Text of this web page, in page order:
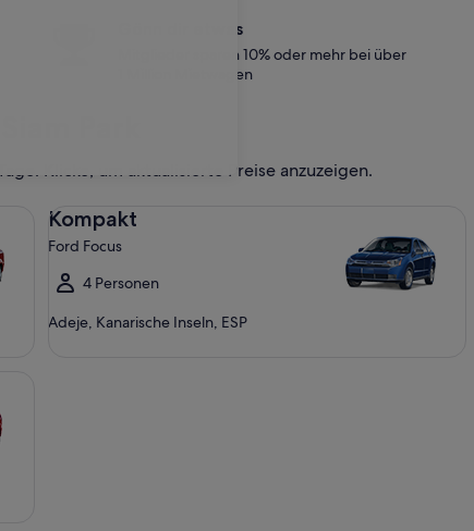
Gönn dir etwas
Mitglieder sparen 10% oder mehr bei über
1 Million Mietwagen
Klicke, um aktualisierte Preise anzuzeigen.
Kompakt
Ford Focus
4 Personen
Adeje, Kanarische Inseln, ESP